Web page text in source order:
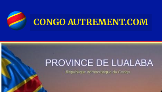
CONGO AUTREMENT.COM